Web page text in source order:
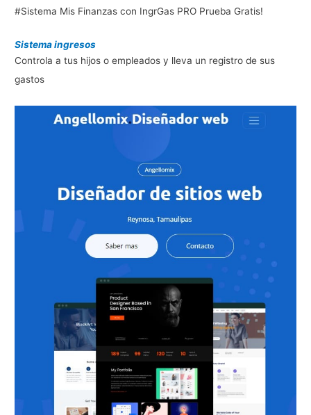
#Sistema Mis Finanzas con IngrGas PRO Prueba Gratis!
Sistema ingresos
Controla a tus hijos o empleados y lleva un registro de sus
gastos